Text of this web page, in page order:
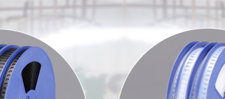
载带
盖带
带卷盘
带设备
载带封合开裂
的几种常见形
式分析
载带编带过程
中的卡带和跳
料的原因
载带封合开裂
分析
载带的产品分